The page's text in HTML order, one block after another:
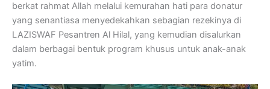
berkat rahmat Allah melalui kemurahan hati para donatur
yang senantiasa menyedekahkan sebagian rezekinya di
LAZISWAF Pesantren Al Hilal, yang kemudian disalurkan
dalam berbagai bentuk program khusus untuk anak-anak
yatim.